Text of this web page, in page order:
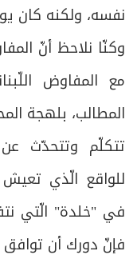
نفسه، ولكنه كان
وكنّا نلاحظ أنّ
مع المفاوض
المطالب، بلهجة
تتكلّم وتتحدّث
للواقع الّذي
في "خلدة" الّتي
فإنّ دورك أن